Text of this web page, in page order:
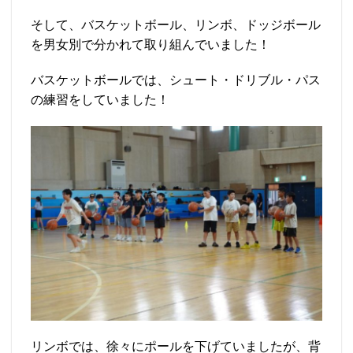
そして、バスケットボール、リンボ、ドッジボール
を男女別で分かれて取り組んでいました！
バスケットボールでは、シュート・ドリブル・パス
の練習をしていました！
リンボでは、徐々にポールを下げていましたが、背